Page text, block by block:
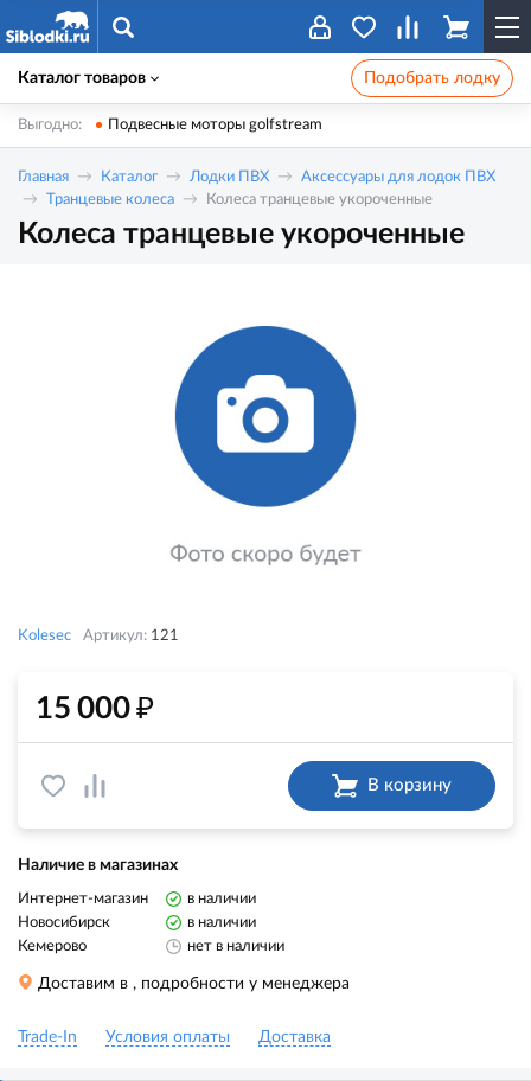
Каталог товаров Подобрать лодку
Выгодно: Подвесные моторы golfstream
Главная Каталог Лодки ПВХ
Аксессуары для лодок ПВХ
Транцевые колеса
Колеса транцевые укороченные
Колеса транцевые укороченные
Kolesec Артикул: 121
15 000₽
В корзину
Наличие в магазинах
Интернет-магазин
в наличии
Новосибирск
в наличии
Кемерово
нет в наличии
Доставим в , подробности у менеджера
Trade-In Условия оплаты Доставка